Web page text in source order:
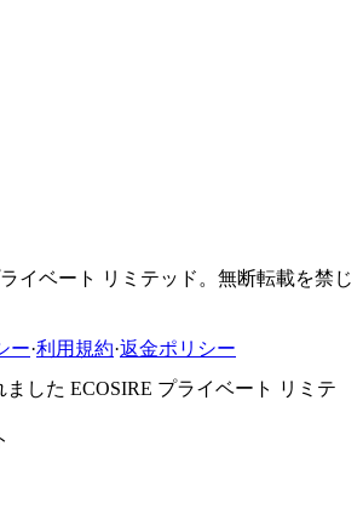
イベート リミテッド。無断転載を禁じ
ー·利用規約·返金ポリシー
ました ECOSIRE プライベート リミテ